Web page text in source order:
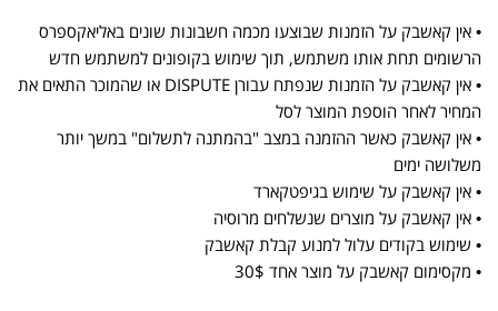
• אין קאשבק על הזמנות שבוצעו מכמה חשבונות שונים באליאקספרס
הרשומים תחת אותו משתמש, תוך שימוש בקופונים למשתמש חדש
• אין קאשבק על הזמנות שנפתח עבורן DISPUTE או שהמוכר התאים את
המחיר לאחר הוספת המוצר לסל
• אין קאשבק כאשר ההזמנה במצב "בהמתנה לתשלום" במשך יותר
משלושה ימים
• אין קאשבק על שימוש בגיפטקארד
• אין קאשבק על מוצרים שנשלחים מרוסיה
• שימוש בקודים עלול למנוע קבלת קאשבק
• מקסימום קאשבק על מוצר אחד 30$